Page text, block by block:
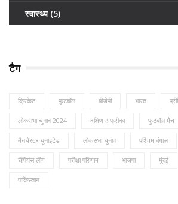
स्वास्थ्य (5)
टैग
क्रिकेट फुटबॉल बीजेपी भारत
लोकसभा चुनाव 2024 दक्षिण अफ्रीका फुटबॉल मैच
मैनचेस्टर यूनाइटेड लोकसभा चुनाव पश्चिम बंगाल
चैंपियंस लीग परीक्षा परिणाम भाजपा मुंबई
पाकिस्तान